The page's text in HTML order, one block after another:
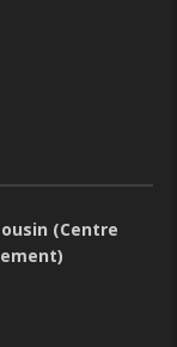
(Centre